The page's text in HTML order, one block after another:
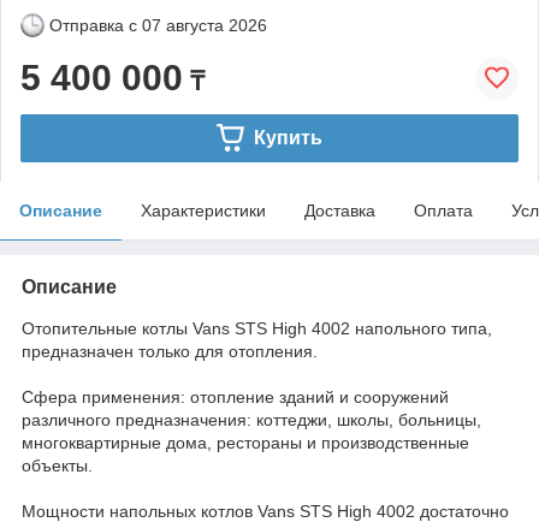
Отправка с 07 августа 2026
5 400 000 ₸
Купить
Описание Характеристики Доставка Оплата
Описание
Отопительные котлы Vans STS High 4002 напольного типа,
предназначен только для отопления.
Сфера применения: отопление зданий и сооружений
различного предназначения: коттеджи, школы, больницы,
многоквартирные дома, рестораны и производственные
объекты.
Мощности напольных котлов Vans STS High 4002 достаточно